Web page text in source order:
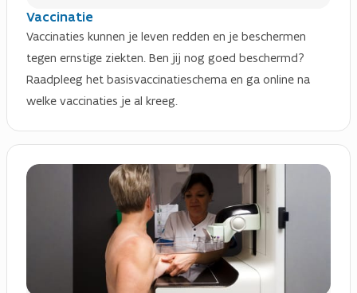
Vaccinatie
Vaccinaties kunnen je leven redden en je beschermen
tegen ernstige ziekten. Ben jij nog goed beschermd?
Raadpleeg het basisvaccinatieschema en ga online na
welke vaccinaties je al kreeg.